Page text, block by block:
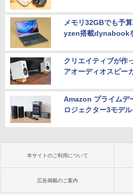
メモリ32GBでも予
yzen搭載dynabook
クリエイティブが作
アオーディオスピー
Amazon プライムデ
ロジェクター3モデ
本サイトのご利用について
広告掲載のご案内